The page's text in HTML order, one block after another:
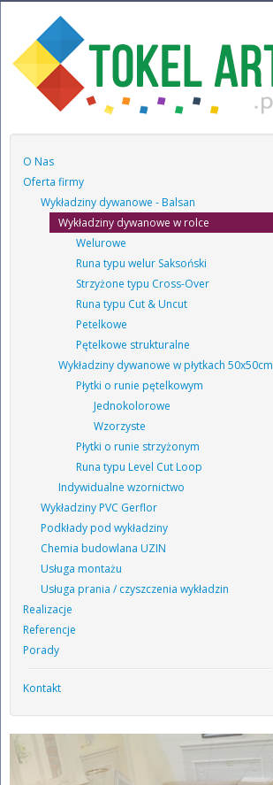
O Nas
Oferta firmy
Wykładziny dywanowe - Balsan
Wykładziny dywanowe w rolce
Welurowe
Runa typu welur Saksoński
Strzyżone typu Cross-Over
Runa typu Cut & Uncut
Petelkowe
Pętelkowe strukturalne
Wykładziny dywanowe w płytkach 50x50cm
Płytki o runie pętelkowym
Jednokolorowe
Wzorzyste
Płytki o runie strzyżonym
Runa typu Level Cut Loop
Indywidualne wzornictwo
Wykładziny PVC Gerflor
Podkłady pod wykładziny
Chemia budowlana UZIN
Usługa montażu
Usługa prania / czyszczenia wykładzin
Realizacje
Referencje
Porady
Kontakt